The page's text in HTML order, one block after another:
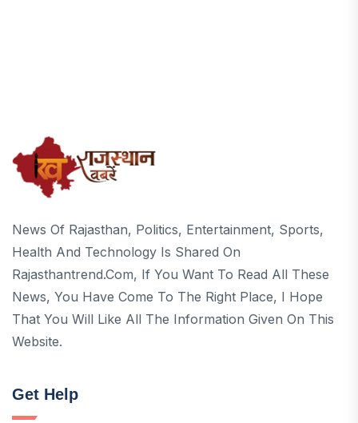
News Of Rajasthan, Politics, Entertainment, Sports,
Health And Technology Is Shared On
Rajasthantrend.com, If You Want To Read All These
News, You Have Come To The Right Place, I Hope
That You Will Like All The Information Given On This
Website.
Get Help